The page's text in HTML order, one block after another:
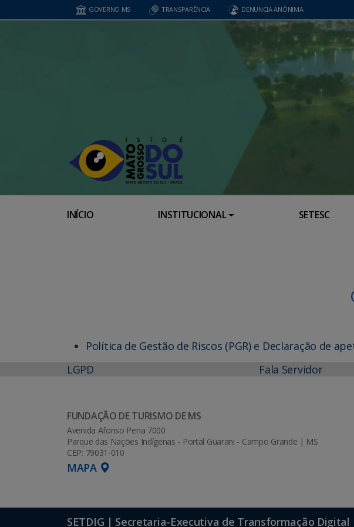
GOVERNO MS TRANSPARÊNCIA DENUNCIA ANÔNIMA
INÍCIO INSTITUCIONAL SETESC
Política de Gestão de Riscos (PGR) e Declaração de
LGPD
Fala Servidor
FUNDAÇÃO DE TURISMO DE MS
Avenida Afonso Pena 7000
Parque das Nações Indígenas - Portal Guarani - Campo Grande | MS
CEP: 79031-010
MAPA
SETDIG | Secretaria-Executiva de Transformação Digital